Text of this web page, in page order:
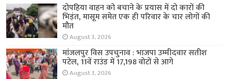
दोपहिया वाहन को बचाने के प्रयास में दो कारों की
भिड़ंत, मासूम समेत एक ही परिवार के चार लोगों की
मौत
August 3, 2026
मांजलपुर विस उपचुनाव : भाजपा उम्मीदवार सतीश
पटेल, 11वें राउंड में 17,198 वोटों से आगे
August 3, 2026